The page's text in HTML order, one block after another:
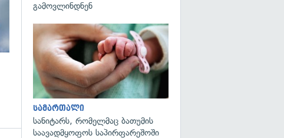
გამოვლინდნენ
სამართალი
სანიტარს, რომელმაც ბათუმის
საავადმყოფოს საპირფარეშოში